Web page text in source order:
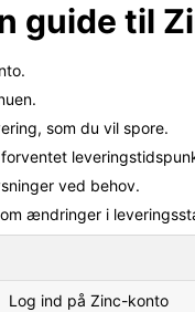
guide til
som du vil spore.
ved behov.
ændringer i
Log ind på Zinc-konto